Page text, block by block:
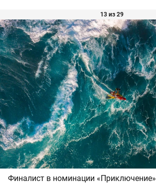
13 из 29
Финалист в номинации «Приключение»